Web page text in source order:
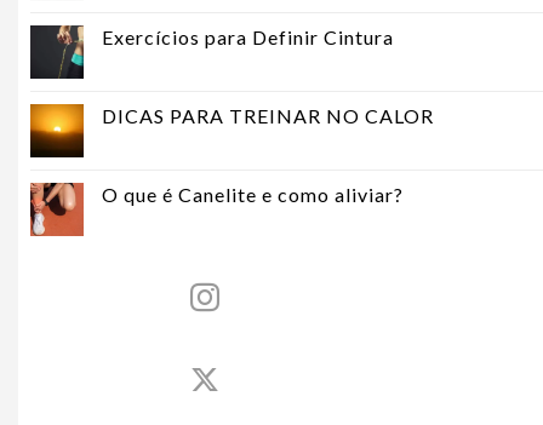
Exercícios para Definir Cintura
DICAS PARA TREINAR NO CALOR
O que é Canelite e como aliviar?